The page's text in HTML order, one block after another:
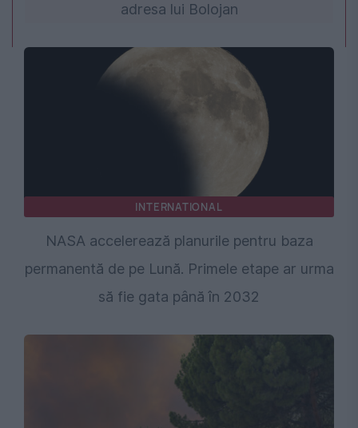
adresa lui Bolojan
INTERNATIONAL
NASA accelerează planurile pentru baza
permanentă de pe Lună. Primele etape ar urma
să fie gata până în 2032